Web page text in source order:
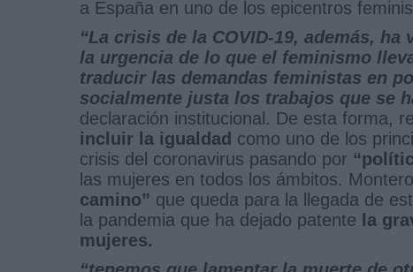
a España en uno de los epicentros
“La crisis de la COVID-19, además,
la urgencia de lo que el feminismo
traducir las demandas feministas en
socialmente justa los trabajos que se
declaración institucional. De esta forma,
incluir la igualdad como uno de los
crisis del coronavirus pasando por
las mujeres en todos los ámbitos.
camino” que queda para la llegada de
la pandemia que ha dejado patente la
mujeres.